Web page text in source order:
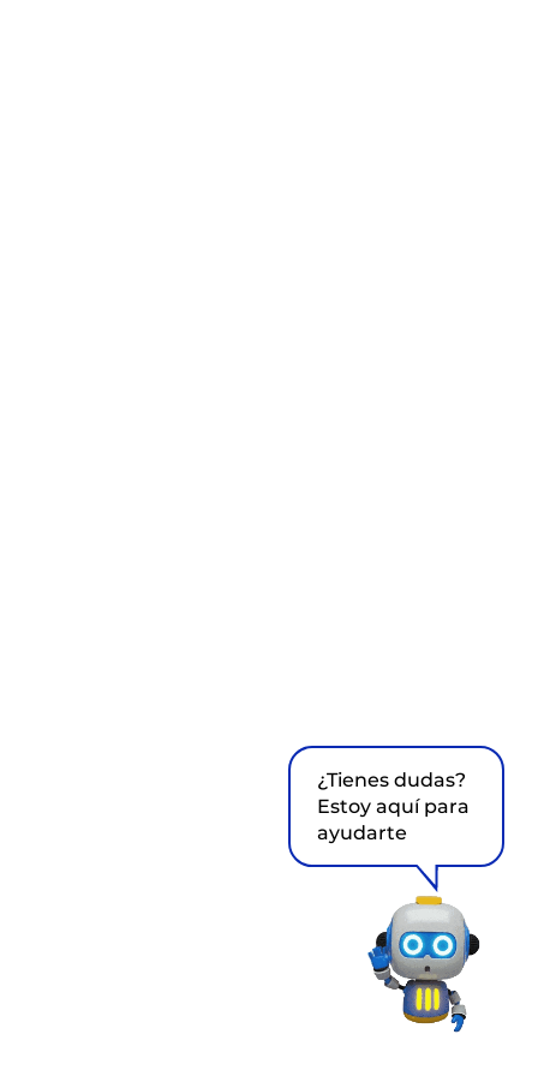
¿Tienes dudas?
Estoy aquí para
ayudarte